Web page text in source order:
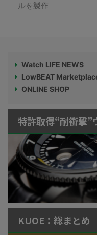
ルを製作
Watch LIFE NEWS
LowBEAT
ONLINE SHOP
特許取得“耐衝撃”
KUOE：総まとめ